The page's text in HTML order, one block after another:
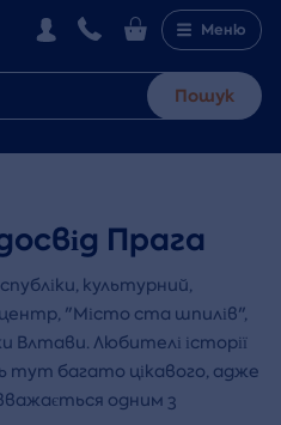
Меню
Пошук
Прага
культурний,
центр, "Місто ста шпилів",
Влтави. Любителі історії
тут багато цікавого, адже
одним з